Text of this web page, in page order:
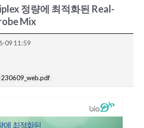
정량에 최적화된 Real-
Mix
09 11:59